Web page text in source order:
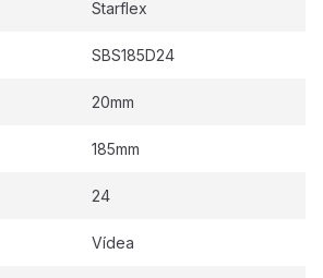
Starflex
SBS185D24
20mm
185mm
24
Vídea